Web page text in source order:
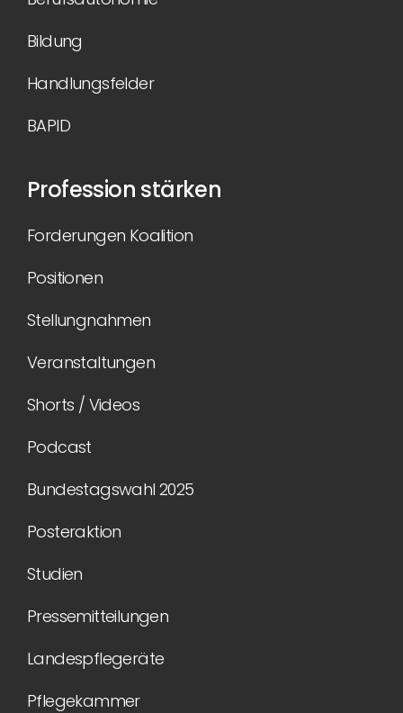
Bildung
Handlungsfelder
BAPID
Profession stärken
Forderungen Koalition
Positionen
Stellungnahmen
Veranstaltungen
Shorts / Videos
Podcast
Bundestagswahl 2025
Posteraktion
Studien
Pressemitteilungen
Landespflegeräte
Pflegekammer